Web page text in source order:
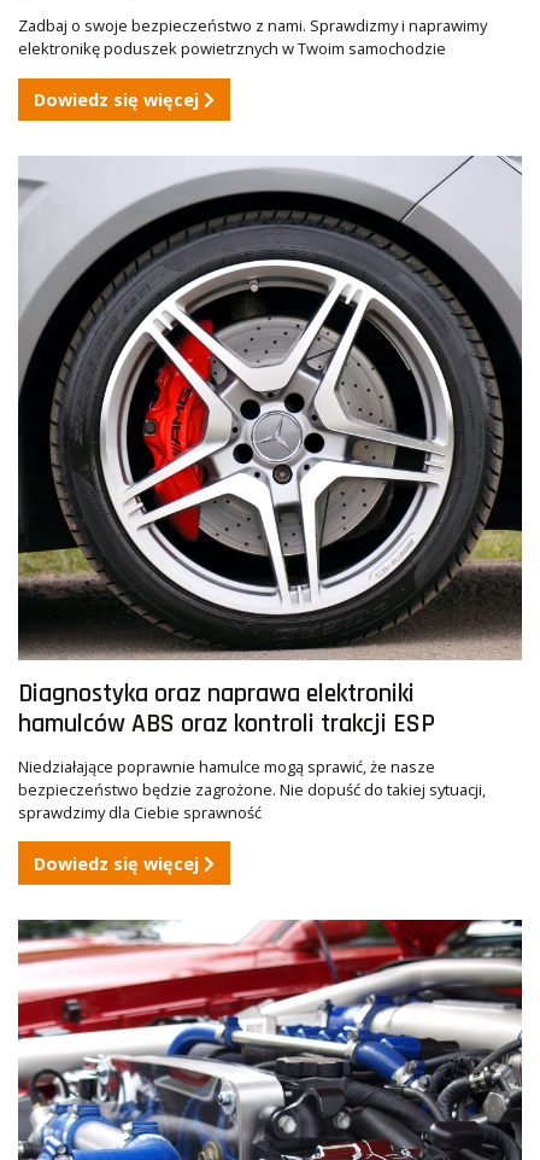
Zadbaj o swoje bezpieczeństwo z nami. Sprawdizmy i naprawimy
elektronikę poduszek powietrznych w Twoim samochodzie
Dowiedz się więcej
Diagnostyka oraz naprawa elektroniki
hamulców ABS oraz kontroli trakcji ESP
Niedziałające poprawnie hamulce mogą sprawić, że nasze
bezpieczeństwo będzie zagrożone. Nie dopuść do takiej sytuacji,
sprawdzimy dla Ciebie sprawność
Dowiedz się więcej